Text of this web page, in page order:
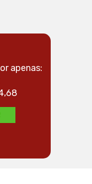
apenas: